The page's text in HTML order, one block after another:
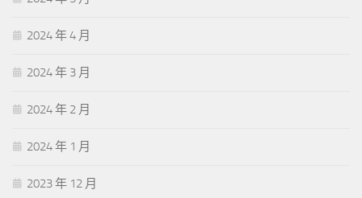
2024 年 4 月
2024 年 3 月
2024 年 2 月
2024 年 1 月
2023 年 12 月